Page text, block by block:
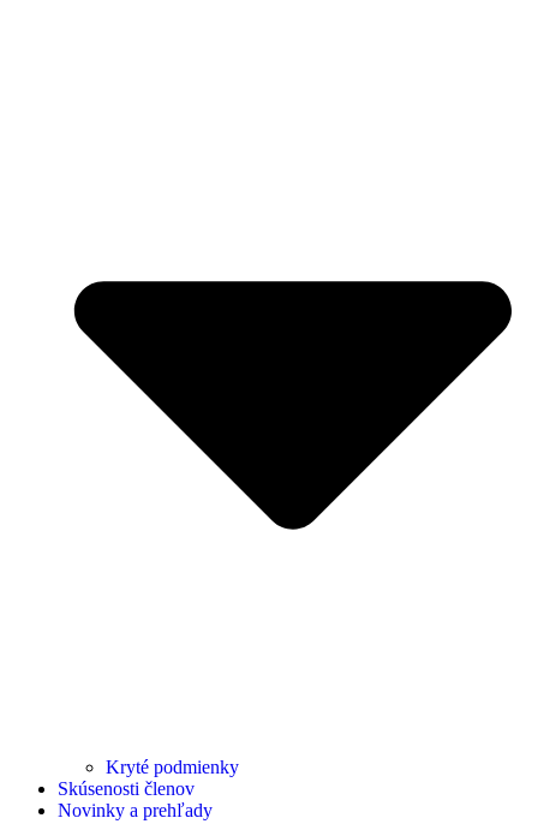
Kryté podmienky
Skúsenosti členov
Novinky a prehľady